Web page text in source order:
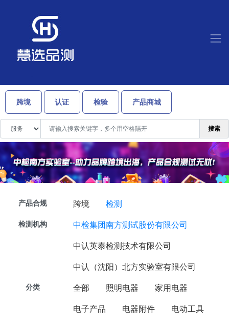
跨境 认证 检验 产品商城
搜索
产品合规 跨境 检测
检测机构 中检集团南方测试股份有限公司
中认英泰检测技术有限公司
中认（沈阳）北方实验室有限公司
分类 全部 照明电器 家用电器
电子产品 电器附件 电动工具